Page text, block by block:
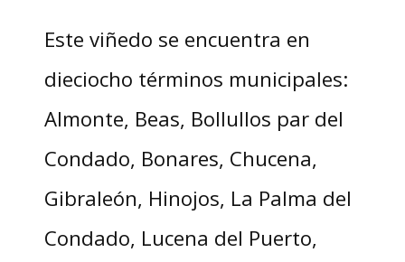
Este viñedo se encuentra en
dieciocho términos municipales:
Almonte, Beas, Bollullos par del
Condado, Bonares, Chucena,
Gibraleón, Hinojos, La Palma del
Condado, Lucena del Puerto,